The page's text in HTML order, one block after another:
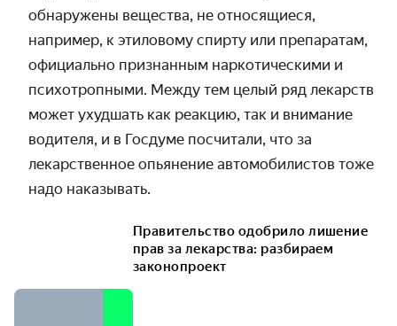
обнаружены вещества, не относящиеся,
например, к этиловому спирту или препаратам,
официально признанным наркотическими и
психотропными. Между тем целый ряд лекарств
может ухудшать как реакцию, так и внимание
водителя, и в Госдуме посчитали, что за
лекарственное опьянение автомобилистов тоже
надо наказывать.
Правительство одобрило лишение
прав за лекарства: разбираем
законопроект